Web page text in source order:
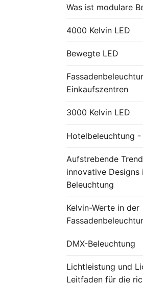
Was ist modulare
4000 Kelvin LED
Bewegte LED
Einkaufszentren
3000 Kelvin LED
Hotelbeleuchtung -
Aufstrebende
innovative Designs
Beleuchtung
Kelvin-Werte in der
DMX-Beleuchtung
Lichtleistung und
Leitfaden für die